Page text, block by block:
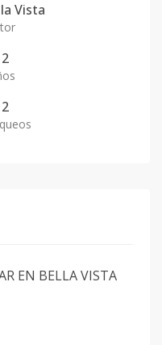
Vista
2
2
EN BELLA VISTA